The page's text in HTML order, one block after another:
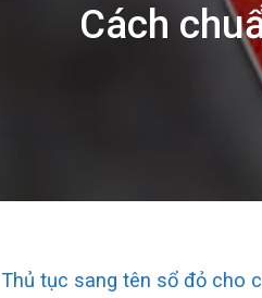
Cách
Thủ tục sang tên sổ đỏ cho